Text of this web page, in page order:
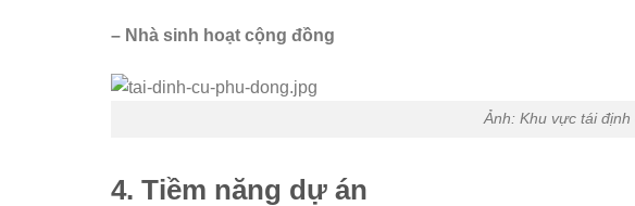
– Nhà sinh hoạt cộng đồng
Ảnh: Khu vực tái định
4. Tiềm năng dự án